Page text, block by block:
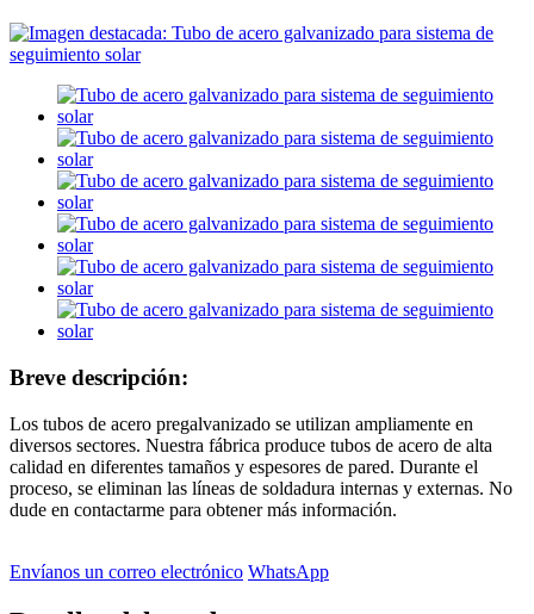
Breve descripción:
Los tubos de acero pregalvanizado se utilizan ampliamente en
diversos sectores. Nuestra fábrica produce tubos de acero de alta
calidad en diferentes tamaños y espesores de pared. Durante el
proceso, se eliminan las líneas de soldadura internas y externas. No
dude en contactarme para obtener más información.
Envíanos un correo electrónico WhatsApp